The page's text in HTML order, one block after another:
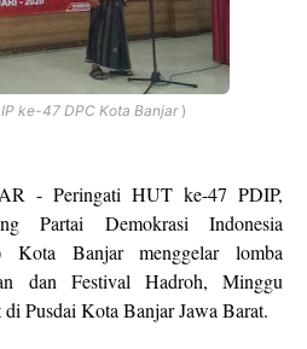
ke-47 DPC Kota Banjar)
- Peringati HUT ke-47 PDIP,
Partai Demokrasi Indonesia
Kota Banjar menggelar lomba
dan Festival Hadroh, Minggu
Pusdai Kota Banjar Jawa Barat.